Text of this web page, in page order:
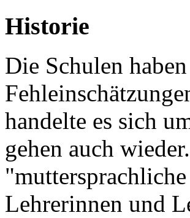
Historie
Die Schulen
handelte es sich
gehen auch
Lehrerinnen und